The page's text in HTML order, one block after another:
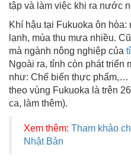
tập và làm việc khi ra nước
Khí hậu tại Fukuoka ôn hòa:
lạnh, mùa thu mưa nhiều.
mà ngành nông nghiệp của
Ngoài ra, tỉnh còn phát triển
như: Chế biến thực
theo vùng Fukuoka là trên
ca, làm thêm).
Xem thêm: Tham khảo
Nhật Bản